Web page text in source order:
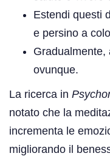
Estendi questi
e persino a
Gradualmente,
ovunque.
La ricerca in
notato che la
incrementa le
migliorando il